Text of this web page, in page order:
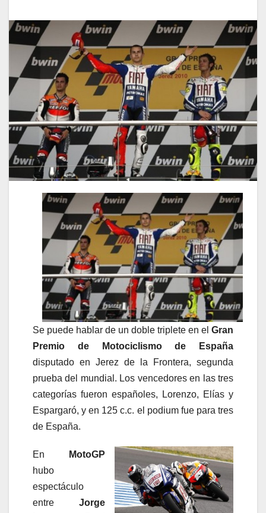
Se puede hablar de un doble triplete en el Gran
Premio de Motociclismo de España
disputado en Jerez de la Frontera, segunda
prueba del mundial. Los vencedores en las tres
categorías fueron españoles, Lorenzo, Elías y
Espargaró, y en 125 c.c. el podium fue para tres
de España.
En
MotoGP
hubo
espectáculo
entre Jorge